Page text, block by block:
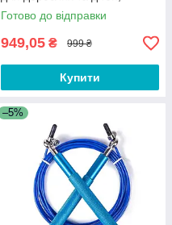
фітнесу, кросфіту, схуднення,
спорту T5R
Готово до відправки
949,05 ₴ 999 ₴
Купити
–5%